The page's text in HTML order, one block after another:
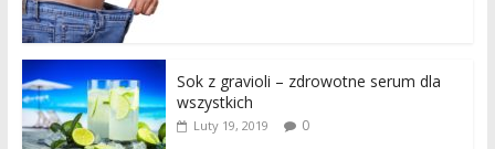
Sok z gravioli – zdrowotne serum dla
wszystkich
Luty 19, 2019 0